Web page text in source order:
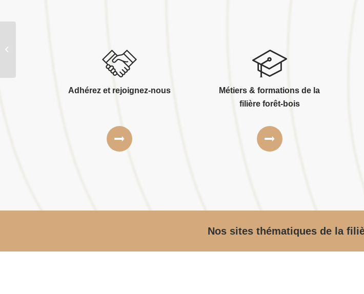
Adhérez et rejoignez-nous
Métiers & formations de la
filière forêt-bois
Nos sites thématiques de la